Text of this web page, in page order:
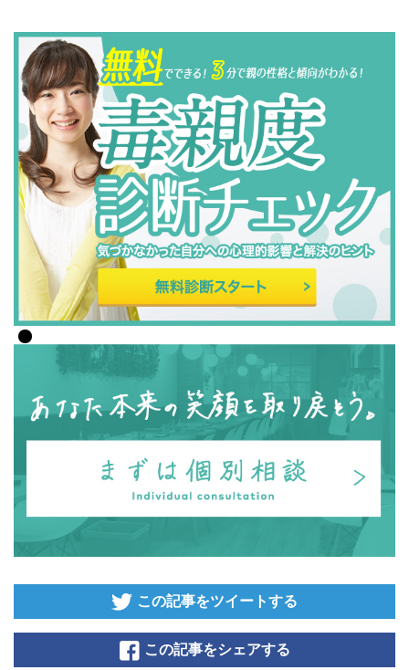
この記事をツイートする
この記事をシェアする